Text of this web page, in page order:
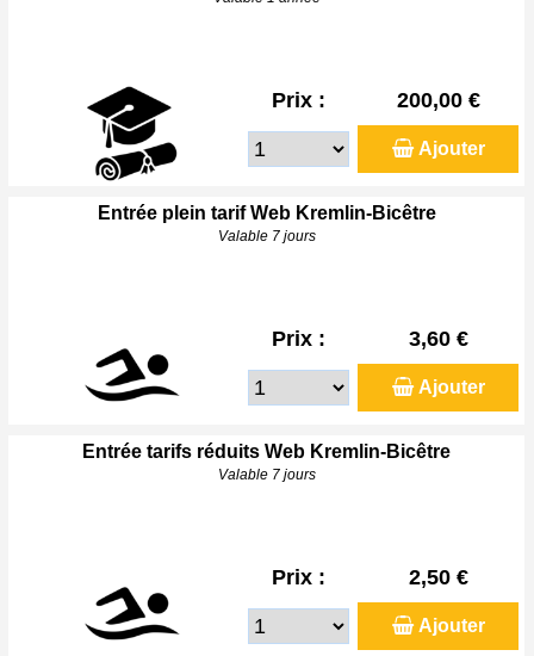
Prix : 200,00 €
Ajouter
Entrée plein tarif Web Kremlin-Bicêtre
Valable 7 jours
Prix : 3,60 €
Ajouter
Entrée tarifs réduits Web Kremlin-Bicêtre
Valable 7 jours
Prix : 2,50 €
Ajouter